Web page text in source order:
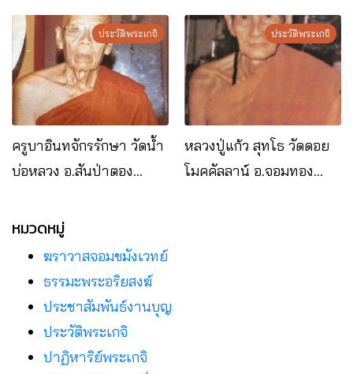
จ.เชียงใหม่
ประวัติพระเกจิ
ครูบาอินทจักรรักษา วัดน้ำ
บ่อหลวง อ.สันป่าตอง
ประวัติพระเกจิ
หลวงปู่แก้ว สุทโธ วัดดอย
โมคคัลลาน์ อ.จอมทอง
หมวดหมู่
ฆราวาสจอมขมังเวทย์
ธรรมะพระอริยสงฆ์
ประชาสัมพันธ์งานบุญ
ประวัติพระเกจิ
ปาฏิหาริย์พระเกจิ